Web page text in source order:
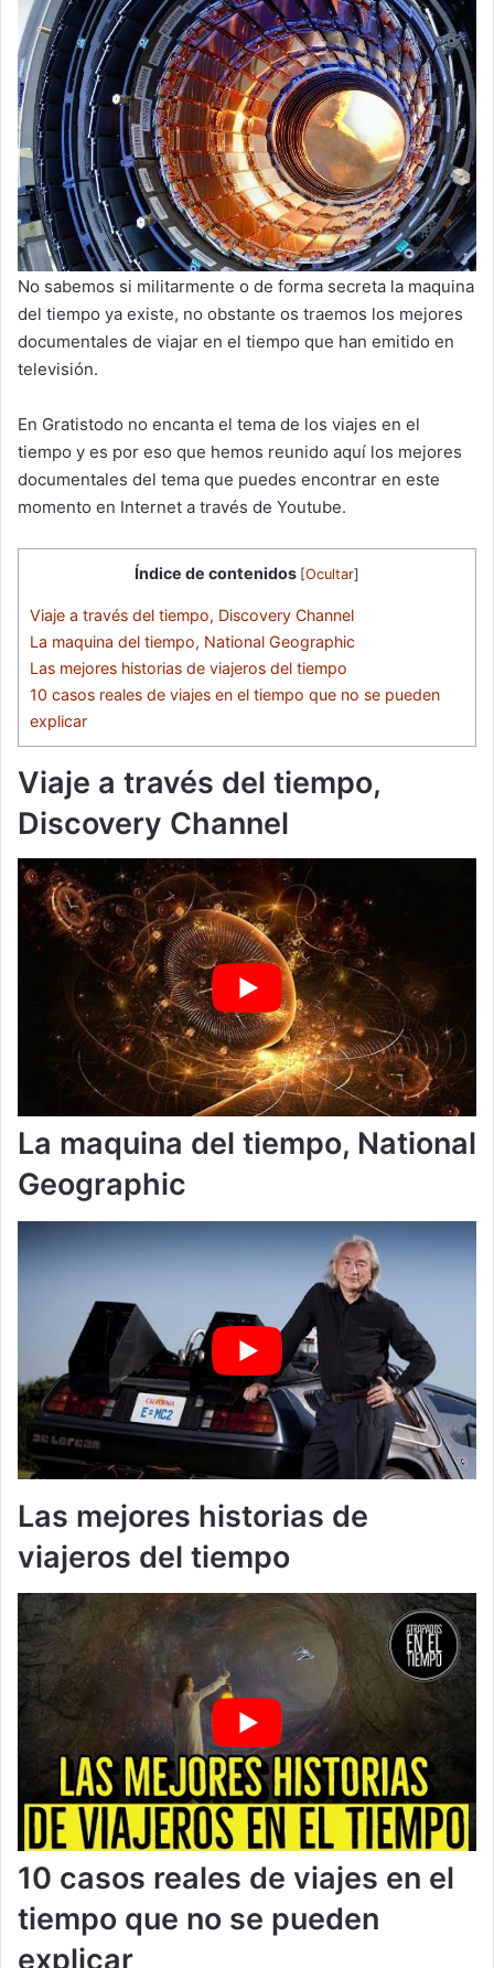
No sabemos si militarmente o de forma secreta la maquina
del tiempo ya existe, no obstante os traemos los mejores
documentales de viajar en el tiempo que han emitido en
televisión.
En Gratistodo no encanta el tema de los viajes en el
tiempo y es por eso que hemos reunido aquí los mejores
documentales del tema que puedes encontrar en este
momento en Internet a través de Youtube.
Índice de contenidos [Ocultar]
Viaje a través del tiempo, Discovery Channel
La maquina del tiempo, National Geographic
Las mejores historias de viajeros del tiempo
10 casos reales de viajes en el tiempo que no se pueden
explicar
Viaje a través del tiempo,
Discovery Channel
La maquina del tiempo, National
Geographic
Las mejores historias de
viajeros del tiempo
10 casos reales de viajes en el
tiempo que no se pueden
explicar